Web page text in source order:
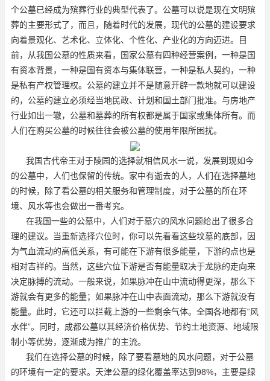
个公墓已经成为殡葬行业的典型代表了。公墓可以说是现在文明殡
葬的主要形式了，而且，随着时代的发展，现代的公墓的建设要求
向着景观化、艺术化、立体化、个性化、产业化的方向迈进。目
前，从我国公墓的性质来看，国家公墓有四种经营案例，一种是国
有资本背景，一种是国有资本与集体联营，一种是私人契约，一种
是私有产权管理权。公墓的建立并不是随意开辟一款地就可以建设
的，公墓的建立必须经当地民政、计划和国土部门批准。与房地产
行业如出一辙，公墓和墓葬的所有权都是属于国家或集体所有。而
人们在购买公墓的时候往往会被公墓的使用年限所困扰。
我国古代帝王对于陵园的选择就相信风水一说，发展到现如今
的公墓中，人们也保留的传统。家中有逝去的人，人们在选择墓地
的时候，除了看公墓的相关服务和管理制度，对于公墓的所在环
境、风水等也会做出一番考究。
在我国一些的公墓中，人们对于墓穴的风水问题给出了很多合
理的建议。当重新选择穴位时，你可以先看看这些坟墓的底部，因
为气血流动的高低关系，有可能在下游有很多能量，下游的点也是
相对吉祥的。当然，这些穴位下游是否有能量取决于龙脉的走向来
决定脉搏的流动。一般来说，如果脉冲在山中流动得更深，那么下
游就会有更多的能量；如果脉冲在山中表面流动，那么下游就没有
能量。此时，它还可以拦截上游的一些剩余气体。全国各地都有“风
水伴”。同时，成都公墓以其经济价格优势、节约土地资源、地域限
制小等优势，逐渐成为推广的主流。
我们在选择公墓的时候，除了要看墓地的风水问题，对于公墓
的环境有一定的要求。天津公墓的绿化覆盖率达到98%，主要是绿